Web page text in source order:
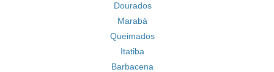
Dourados
Marabá
Queimados
Itatiba
Barbacena